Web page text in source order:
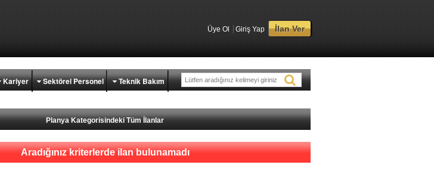
Üye Ol Giriş Yap İlan Ver
Kariyer Sektörel Personel Teknik Bakım
Planya Kategorisindeki Tüm İlanlar
Aradığınız kriterlerde ilan bulunamadı